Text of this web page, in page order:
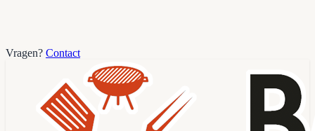
Vragen? Contact